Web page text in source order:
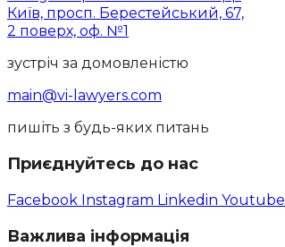
Київ, просп. Берестейський, 67,
2 поверх, оф. №1
зустріч за домовленістю
main@vi-lawyers.com
пишіть з будь-яких питань
Приєднуйтесь до нас
Facebook Instagram Linkedin Youtube
Важлива інформація